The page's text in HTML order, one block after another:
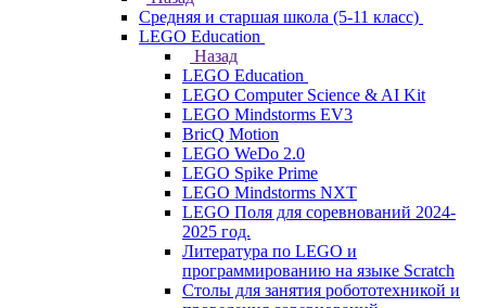
Средняя и старшая школа (5-11 класс)
LEGO Education
Назад
LEGO Education
LEGO Computer Science & AI Kit
LEGO Mindstorms EV3
BricQ Motion
LEGO WeDo 2.0
LEGO Spike Prime
LEGO Mindstorms NXT
LEGO Поля для соревнований 2024-
2025 год.
Литература по LEGO и
программированию на языке Scratch
Столы для занятия робототехникой и